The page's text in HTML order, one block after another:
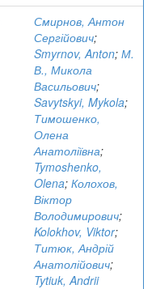
Смирнов, Антон
Сергійович;
Smyrnov, Anton; М.
В., Микола
Васильович;
Savytskyi, Mykola;
Тимошенко,
Олена
Анатоліївна;
Tymoshenko,
Olena; Колохов,
Віктор
Володимирович;
Kolokhov, Viktor;
Титюк, Андрій
Анатолійович;
Tytiuk, Andrii